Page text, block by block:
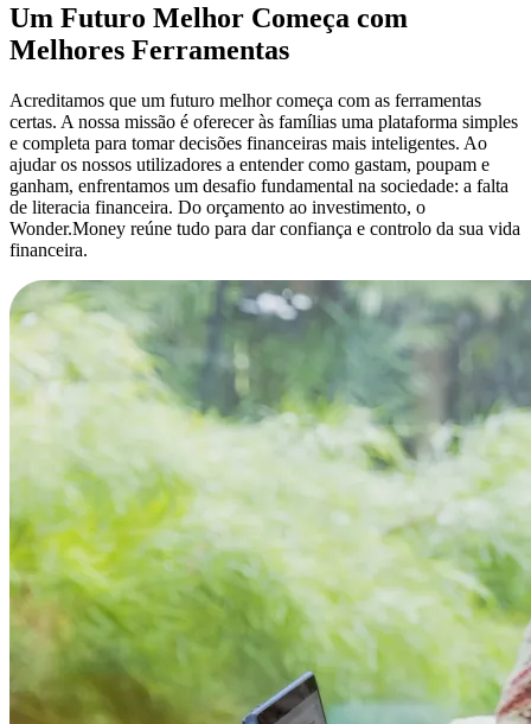
Um Futuro Melhor Começa com
Melhores Ferramentas
Acreditamos que um futuro melhor começa com as ferramentas
certas. A nossa missão é oferecer às famílias uma plataforma simples
e completa para tomar decisões financeiras mais inteligentes. Ao
ajudar os nossos utilizadores a entender como gastam, poupam e
ganham, enfrentamos um desafio fundamental na sociedade: a falta
de literacia financeira. Do orçamento ao investimento, o
Wonder.Money reúne tudo para dar confiança e controlo da sua vida
financeira.